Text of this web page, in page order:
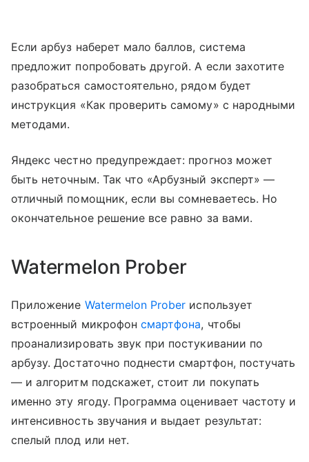
Если арбуз наберет мало баллов, система
предложит попробовать другой. А если захотите
разобраться самостоятельно, рядом будет
инструкция «Как проверить самому» с народными
методами.
Яндекс честно предупреждает: прогноз может
быть неточным. Так что «Арбузный эксперт» —
отличный помощник, если вы сомневаетесь. Но
окончательное решение все равно за вами.
Watermelon Prober
Приложение Watermelon Prober использует
встроенный микрофон смартфона, чтобы
проанализировать звук при постукивании по
арбузу. Достаточно поднести смартфон, постучать
— и алгоритм подскажет, стоит ли покупать
именно эту ягоду. Программа оценивает частоту и
интенсивность звучания и выдает результат:
спелый плод или нет.